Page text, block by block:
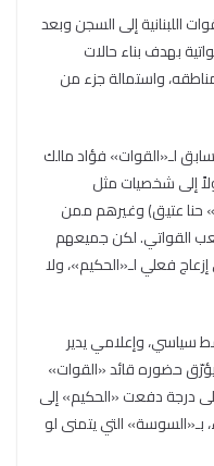
اللبنانية إلى السجن وبعد
بهدف بناء حالات
واستمالة جزء من
لـ«القوات» فؤاد مالك
إلى شخصيات مثل
حنا عتيق) وغيرهم ممن
القواتي. لكن جميعهم
فعلي لـ«الحكيم»، ولا
وإعلامي يدير
حضوره قائد «القوات»
درجة دفعت «الحكيم» إلى
التي يتمنى لو